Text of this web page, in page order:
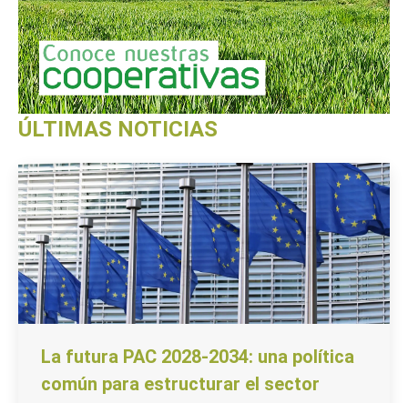
ÚLTIMAS NOTICIAS
La futura PAC 2028-2034: una política
común para estructurar el sector